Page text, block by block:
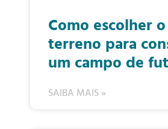
Como escolher o
terreno para
um campo de
SAIBA MAIS »